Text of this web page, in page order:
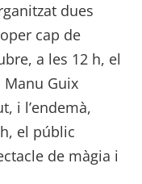
dues
cap de
a les 12 h, el
Guix
i l’endemà,
el públic
de màgia i